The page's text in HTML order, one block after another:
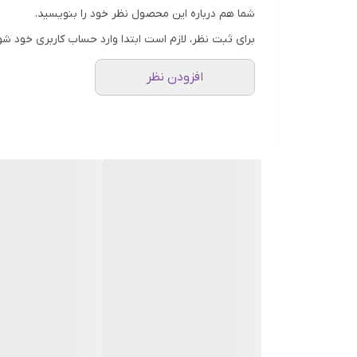
شما هم درباره این محصول نظر خود را بنویسید.
برای ثبت نظر، لازم است ابتدا وارد حساب کاربری خود
افزودن نظر